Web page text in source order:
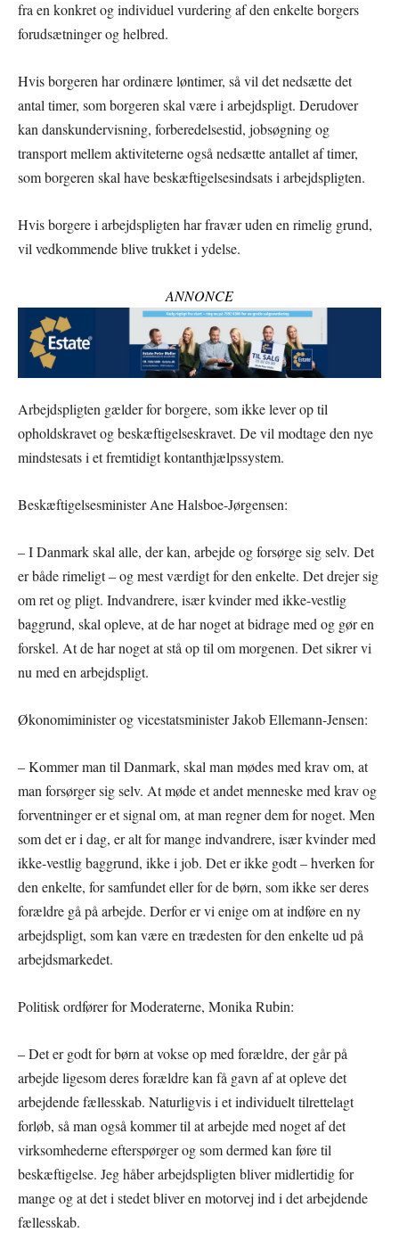
fra en konkret og individuel vurdering af den enkelte borgers
forudsætninger og helbred.
Hvis borgeren har ordinære løntimer, så vil det nedsætte det
antal timer, som borgeren skal være i arbejdspligt. Derudover
kan danskundervisning, forberedelsestid, jobsøgning og
transport mellem aktiviteterne også nedsætte antallet af timer,
som borgeren skal have beskæftigelsesindsats i arbejdspligten.
Hvis borgere i arbejdspligten har fravær uden en rimelig grund,
vil vedkommende blive trukket i ydelse.
ANNONCE
Arbejdspligten gælder for borgere, som ikke lever op til
opholdskravet og beskæftigelseskravet. De vil modtage den nye
mindstesats i et fremtidigt kontanthjælpssystem.
Beskæftigelsesminister Ane Halsboe-Jørgensen:
– I Danmark skal alle, der kan, arbejde og forsørge sig selv. Det
er både rimeligt – og mest værdigt for den enkelte. Det drejer sig
om ret og pligt. Indvandrere, især kvinder med ikke-vestlig
baggrund, skal opleve, at de har noget at bidrage med og gør en
forskel. At de har noget at stå op til om morgenen. Det sikrer vi
nu med en arbejdspligt.
Økonomiminister og vicestatsminister Jakob Ellemann-Jensen:
– Kommer man til Danmark, skal man mødes med krav om, at
man forsørger sig selv. At møde et andet menneske med krav og
forventninger er et signal om, at man regner dem for noget. Men
som det er i dag, er alt for mange indvandrere, især kvinder med
ikke-vestlig baggrund, ikke i job. Det er ikke godt – hverken for
den enkelte, for samfundet eller for de børn, som ikke ser deres
forældre gå på arbejde. Derfor er vi enige om at indføre en ny
arbejdspligt, som kan være en trædesten for den enkelte ud på
arbejdsmarkedet.
Politisk ordfører for Moderaterne, Monika Rubin:
– Det er godt for børn at vokse op med forældre, der går på
arbejde ligesom deres forældre kan få gavn af at opleve det
arbejdende fællesskab. Naturligvis i et individuelt tilrettelagt
forløb, så man også kommer til at arbejde med noget af det
virksomhederne efterspørger og som dermed kan føre til
beskæftigelse. Jeg håber arbejdspligten bliver midlertidig for
mange og at det i stedet bliver en motorvej ind i det arbejdende
fællesskab.